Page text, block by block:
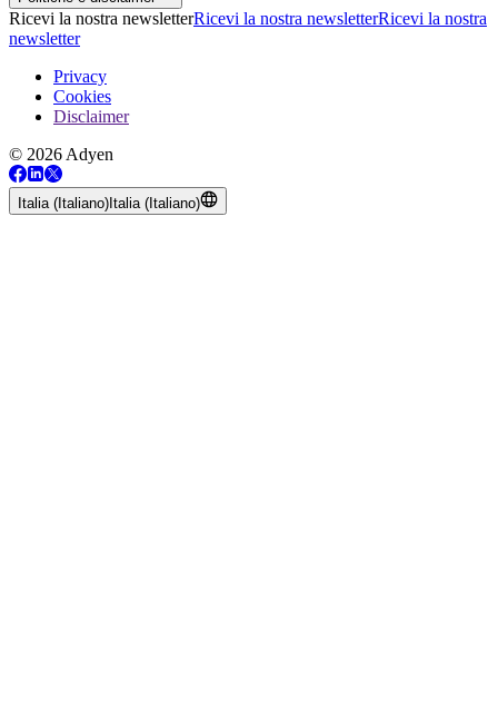
Ricevi la nostra newsletterRicevi la nostra newsletterRicevi la nostra
newsletter
Privacy
Cookies
Disclaimer
© 2026 Adyen
Italia (Italiano)Italia (Italiano)